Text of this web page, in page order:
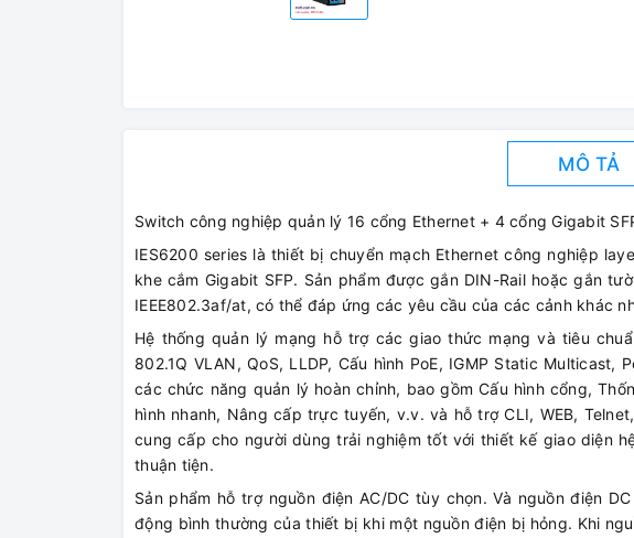
MÔ TẢ
Switch công nghiệp quản lý 16 cổng Ethernet + 4 cổng Gigabit
IES6200 series là thiết bị chuyển mạch Ethernet công nghiệp
khe cắm Gigabit SFP. Sản phẩm được gắn DIN-Rail hoặc gắn
IEEE802.3af/at, có thể đáp ứng các yêu cầu của các cảnh khác
Hệ thống quản lý mạng hỗ trợ các giao thức mạng và tiêu
802.1Q VLAN, QoS, LLDP, Cấu hình PoE, IGMP Static
các chức năng quản lý hoàn chỉnh, bao gồm Cấu hình cổng,
hình nhanh, Nâng cấp trực tuyến, v.v. và hỗ trợ CLI, WEB,
cung cấp cho người dùng trải nghiệm tốt với thiết kế giao diện
thuận tiện.
Sản phẩm hỗ trợ nguồn điện AC/DC tùy chọn. Và nguồn điện
động bình thường của thiết bị khi một nguồn điện bị hỏng. Khi